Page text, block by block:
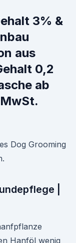
3% &
aus
0,2
ab
Dog Grooming
|
Hanföl wenig